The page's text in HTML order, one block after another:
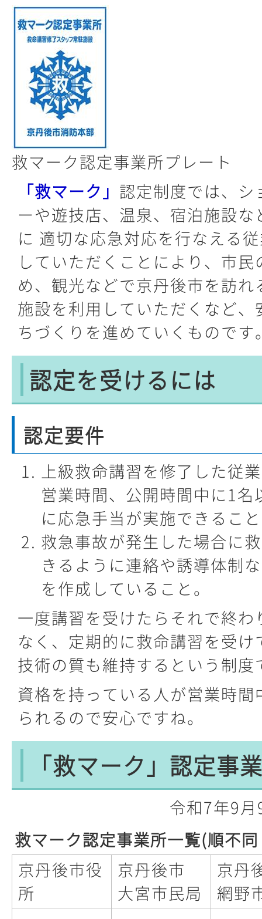
救マーク認定事業所プレート
「救マーク」 認定制度では、
ーや遊技店、温泉、宿泊施設
に 適切な応急対応を行なえる
していただくことにより、市
め、観光などで京丹後市を訪
施設を利用していただくなど
ちづくりを進めていくものです
認定を受けるには
認定要件
上級救命講習を修了した従
営業時間、公開時間中に1
に応急手当が実施できるこ
救急事故が発生した場合に
きるように連絡や誘導体制
を作成していること。
一度講習を受けたらそれで終
なく、定期的に救命講習を受
技術の質も維持するという制度
資格を持っている人が営業時
られるので安心ですね。
「救マーク」認定事
令和7年9
救マーク認定事業所一覧(順不
京丹後市役
所
京丹後市
大宮市民局
京丹
網野